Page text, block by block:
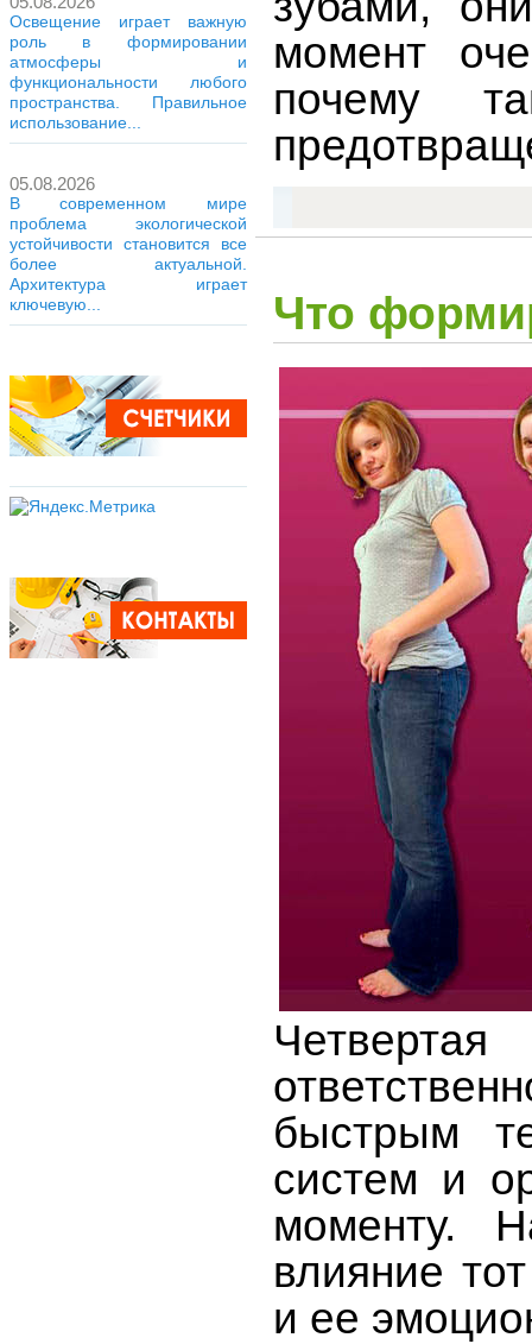
Освещение играет важную
роль в формировании
атмосферы и
функциональности любого
пространства. Правильное
использование...
05.08.2026
В современном мире
проблема экологической
устойчивости становится все
более актуальной.
Архитектура играет
ключевую...
момент
почему
Что
быстрым
систем и
моменту.
влияние
и ее